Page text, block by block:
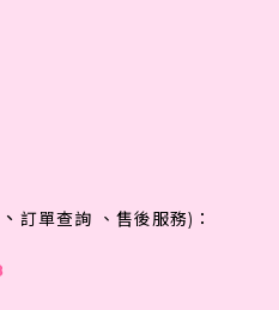
、 訂單查詢 、售後服務)：